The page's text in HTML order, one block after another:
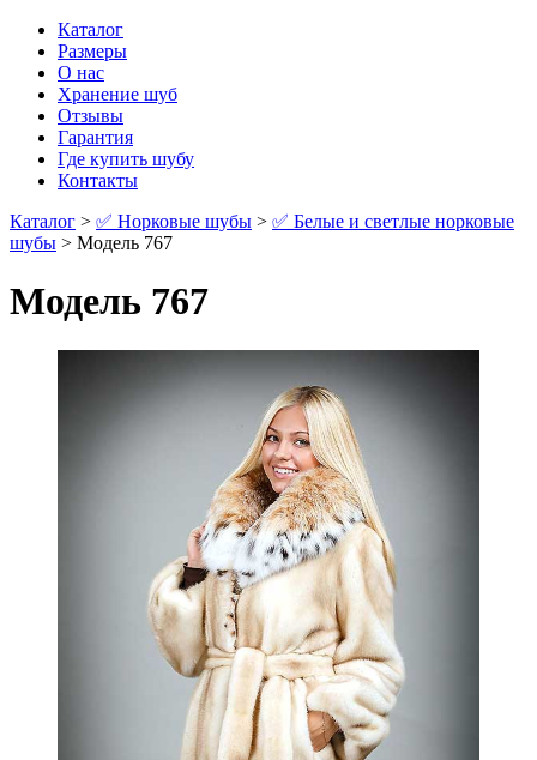
Каталог
Размеры
О нас
Хранение шуб
Отзывы
Гарантия
Где купить шубу
Контакты
Каталог > ✅ Норковые шубы > ✅ Белые и светлые норковые
шубы > Модель 767
Модель 767